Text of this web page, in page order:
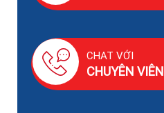
CHAT VỚI
CHUYÊN VIÊN